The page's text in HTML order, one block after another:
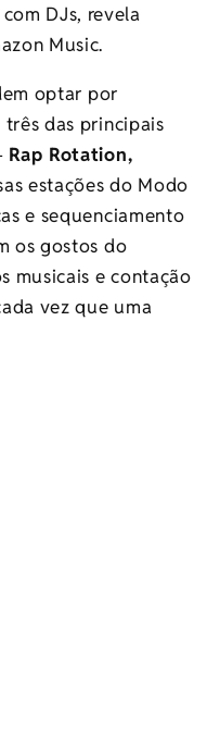
DJs, revela
Music.
optar por
das principais
Rap Rotation,
estações do Modo
e sequenciamento
os gostos do
musicais e contação
vez que uma